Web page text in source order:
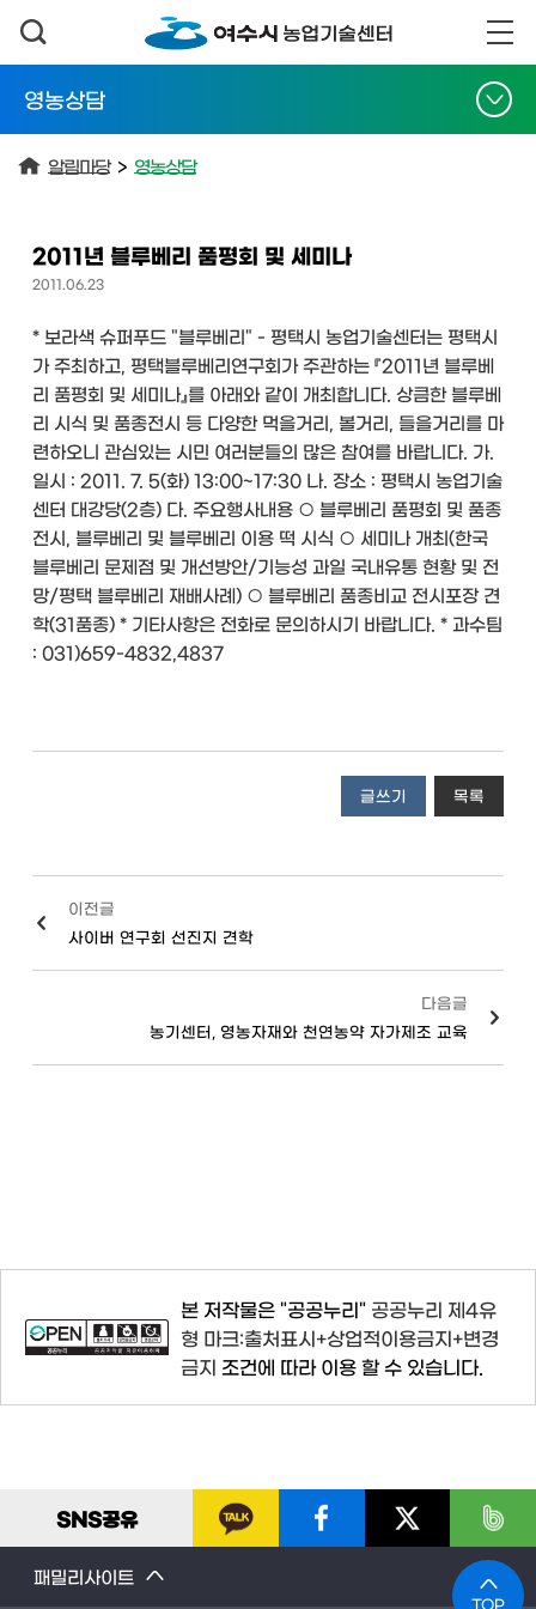
영농상담
알림마당 > 영농상담
2011년 블루베리 품평회 및 세미나
2011.06.23
* 보라색 슈퍼푸드 "블루베리" - 평택시 농업기술센터는 평택시
가 주최하고, 평택블루베리연구회가 주관하는 『2011년 블루베
리 품평회 및 세미나』를 아래와 같이 개최합니다. 상큼한 블루베
리 시식 및 품종전시 등 다양한 먹을거리, 볼거리, 들을거리를 마
련하오니 관심있는 시민 여러분들의 많은 참여를 바랍니다. 가.
일시 : 2011. 7. 5(화) 13:00~17:30 나. 장소 : 평택시 농업기술
센터 대강당(2층) 다. 주요행사내용 ○ 블루베리 품평회 및 품종
전시, 블루베리 및 블루베리 이용 떡 시식 ○ 세미나 개최(한국
블루베리 문제점 및 개선방안/기능성 과일 국내유통 현황 및 전
망/평택 블루베리 재배사례) ○ 블루베리 품종비교 전시포장 견
학(31품종) * 기타사항은 전화로 문의하시기 바랍니다. * 과수팀
: 031)659-4832,4837
글쓰기 목록
이전글
사이버 연구회 선진지 견학
다음글
농기센터, 영농자재와 천연농약 자가제조 교육
본 저작물은 "공공누리" 공공누리 제4유
형 마크:출처표시+상업적이용금지+변경
금지 조건에 따라 이용 할 수 있습니다.
SNS공유
패밀리사이트
TOP